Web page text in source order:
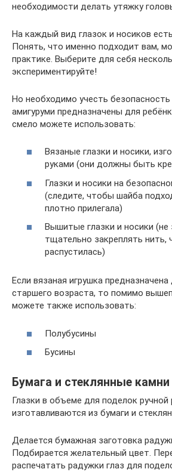
необходимости делать утяжку
На каждый вид глазок и носиков
Понять, что именно подходит вам,
практике. Выберите для себя
экспериментируйте!
Но необходимо учесть безопасность
амигуруми предназначены для
смело можете использовать:
Вязаные глазки и носики,
руками (они должны быть
Глазки и носики на
(следите, чтобы шайба
плотно прилегала)
Вышитые глазки и носики (не
тщательно закреплять
распустилась)
Если вязаная игрушка
старшего возраста, то помимо
можете также использовать:
Полубусины
Бусины
Бумага и стеклянные камни
Глазки в объеме для поделок
изготавливаются из бумаги и
Делается бумажная заготовка
Подбирается желательный цвет.
распечатать радужки глаз для